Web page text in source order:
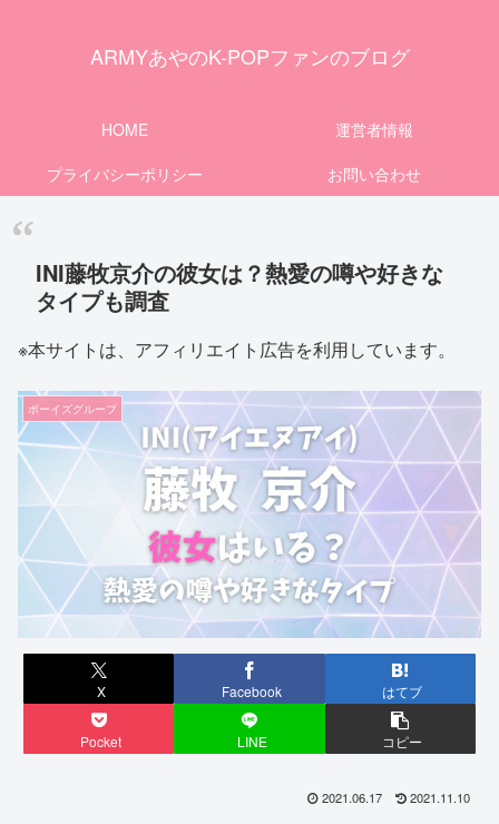
ARMYあやのK-POPファンのブログ
HOME
運営者情報
プライバシーポリシー
お問い合わせ
INI藤牧京介の彼女は？熱愛の噂や好きな
タイプも調査
※本サイトは、アフィリエイト広告を利用しています。
ボーイズグループ
X Facebook はてブ
Pocket LINE コピー
2021.06.17 2021.11.10